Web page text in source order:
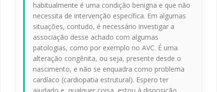
habitualmente é uma condição benigna e que não
necessita de intervenção específica. Em algumas
situações, contudo, é necessário investigar a
associação desse achado com algumas
patologias, como por exemplo no AVC. É uma
alteração congênita, ou seja, presente desde o
nascimento, e não se enquadra como problema
cardíaco (cardiopatia estrutural). Espero ter